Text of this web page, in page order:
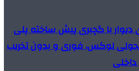
دیوار با گچبری پیش ساخته پلی
تحولی لوکس، فوری و بدون تخریب